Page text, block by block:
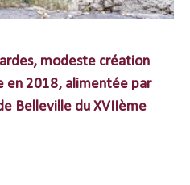
modeste création
en 2018, alimentée par
Belleville du XVIIème